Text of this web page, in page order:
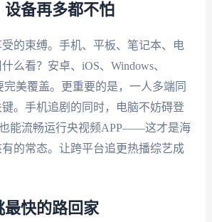
备再多都不怕
的束缚。手机、平板、笔记本、电
看？安卓、iOS、Windows、
完美覆盖。更重要的是，一人多端同
。手机追剧的同时，电脑不妨碍登
能流畅运行央视频APP——这才是海
的常态。让跨平台追更热播综艺成
最快的路回家